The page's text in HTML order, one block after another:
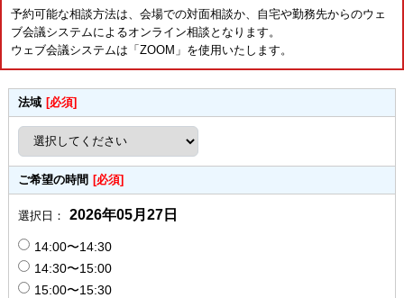
予約可能な相談方法は、会場での対面相談か、自宅や勤務先からのウェ
ブ会議システムによるオンライン相談となります。
ウェブ会議システムは「ZOOM」を使用いたします。
法域 [必須]
ご希望の時間 [必須]
選択日： 2026年05月27日
14:00〜14:30
14:30〜15:00
15:00〜15:30